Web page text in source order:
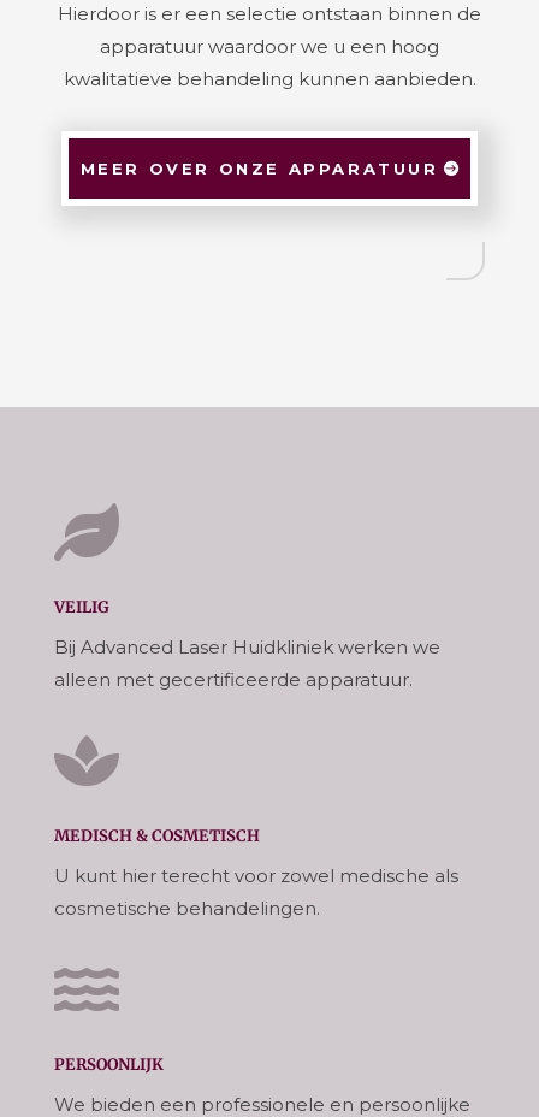
Hierdoor is er een selectie ontstaan binnen de
apparatuur waardoor we u een hoog
kwalitatieve behandeling kunnen aanbieden.
MEER OVER ONZE APPARATUUR

VEILIG
Bij Advanced Laser Huidkliniek werken we
alleen met gecertificeerde apparatuur.

MEDISCH & COSMETISCH
U kunt hier terecht voor zowel medische als
cosmetische behandelingen.

PERSOONLIJK
We bieden een professionele en persoonlijke